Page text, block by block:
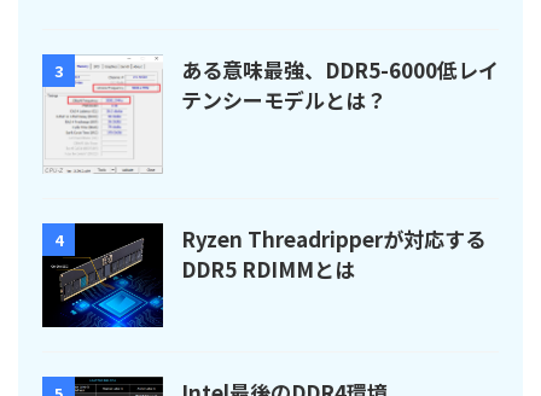
3
ある意味最強、DDR5-6000低レイ
テンシーモデルとは？
4
Ryzen Threadripperが対応する
DDR5 RDIMMとは